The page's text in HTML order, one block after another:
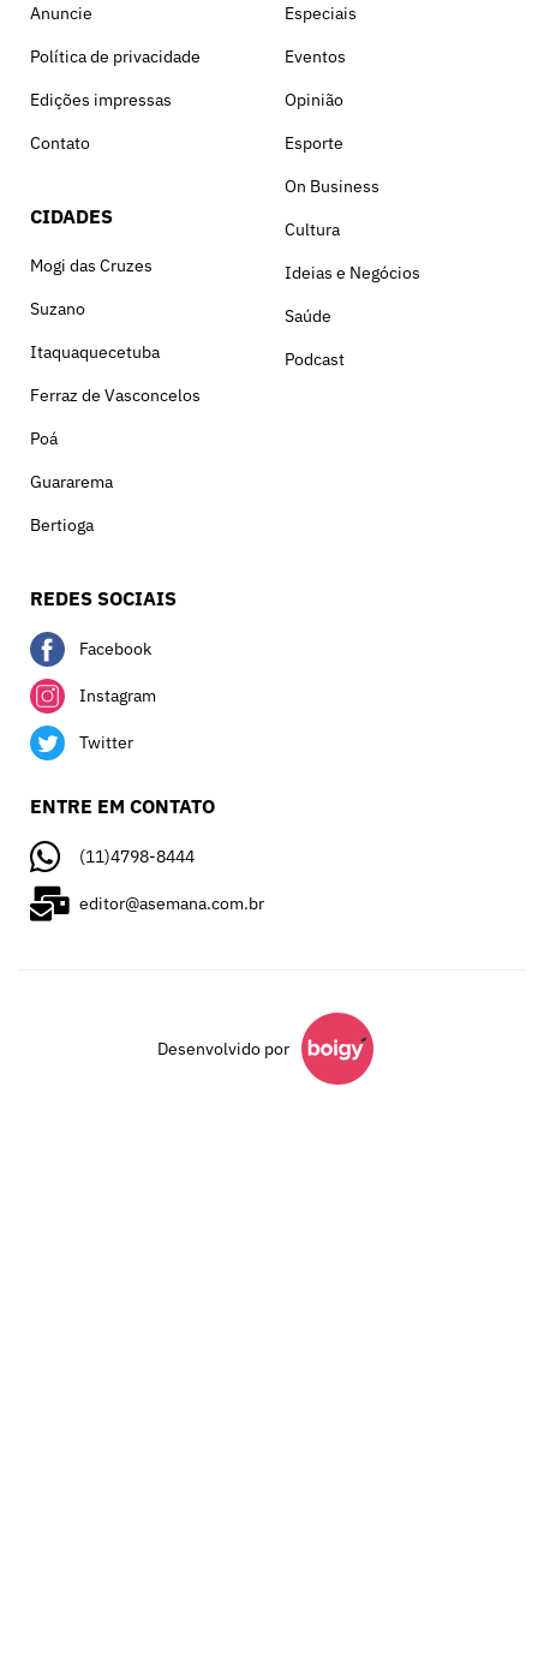
Anuncie
Política de privacidade
Edições impressas
Contato
CIDADES
Mogi das Cruzes
Suzano
Itaquaquecetuba
Ferraz de Vasconcelos
Poá
Guararema
Bertioga
Especiais
Eventos
Opinião
Esporte
On Business
Cultura
Ideias e Negócios
Saúde
Podcast
REDES SOCIAIS
Facebook
Instagram
Twitter
ENTRE EM CONTATO
(11)4798-8444
editor@asemana.com.br
Desenvolvido por